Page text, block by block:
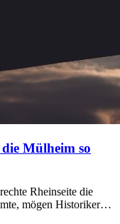
Mülheim so
Rheinseite die
mögen Historiker…